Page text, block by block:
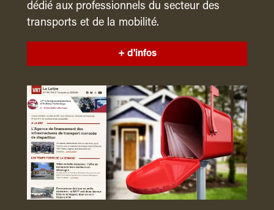
dédié aux professionnels du secteur des
transports et de la mobilité.
+ d'infos